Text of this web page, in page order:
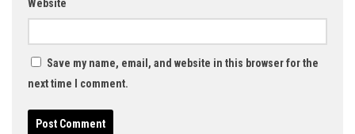
Website
Save my name, email, and website in this browser for the
next time I comment.